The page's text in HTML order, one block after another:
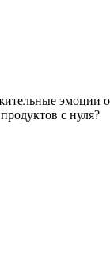
эмоции
с нуля?